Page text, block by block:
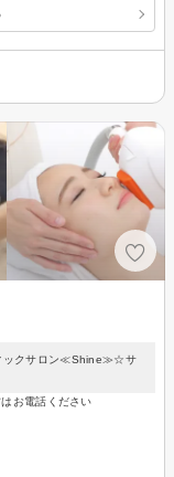
ックサロン≪Shine≫☆サ
お電話ください